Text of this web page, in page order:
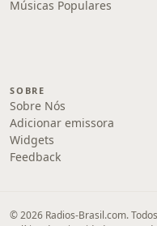
Músicas Populares
SOBRE
Sobre Nós
Adicionar emissora
Widgets
Feedback
© 2026 Radios-Brasil.com.